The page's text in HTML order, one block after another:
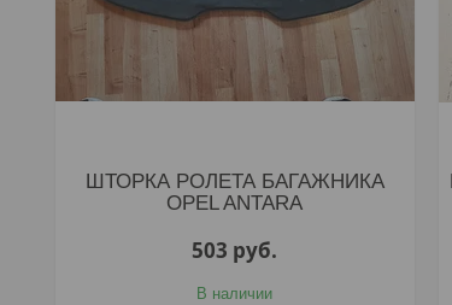
ШТОРКА РОЛЕТА БАГАЖНИКА
OPEL ANTARA
503 руб.
В наличии